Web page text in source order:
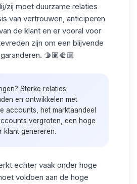
zij moet duurzame relaties
van vertrouwen, anticiperen
de klant en er vooral voor
zijn om een blijvende
🫱🏽‍🫲🏼
Sterke relaties
en ontwikkelen met
accounts, het marktaandeel
vergroten, een hoge
klant genereren.
echter vaak onder hoge
voldoen aan de hoge